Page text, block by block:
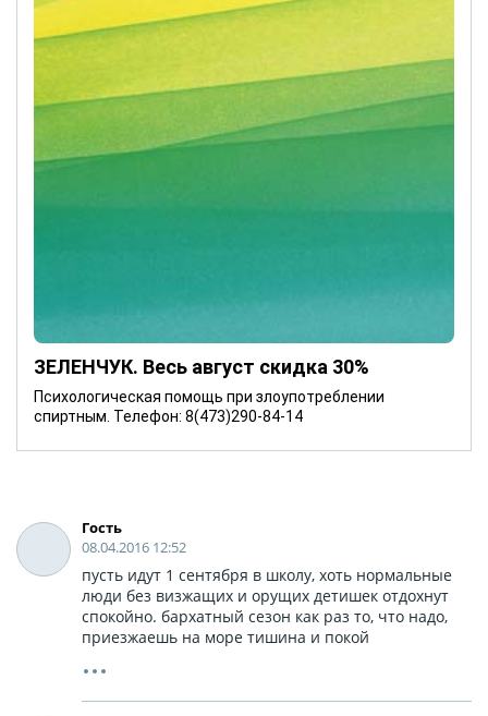
ЗЕЛЕНЧУК. Весь август скидка 30%
Психологическая помощь при злоупотреблении
спиртным. Телефон: 8(473)290-84-14
Гость
08.04.2016 12:52
пусть идут 1 сентября в школу, хоть нормальные
люди без визжащих и орущих детишек отдохнут
спокойно. бархатный сезон как раз то, что надо,
приезжаешь на море тишина и покой